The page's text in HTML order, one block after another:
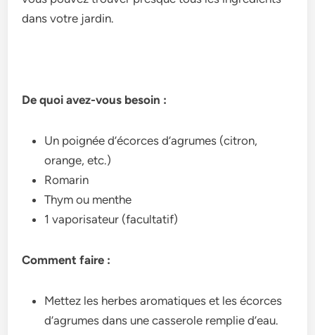
dans votre jardin.
De quoi avez-vous besoin :
Un poignée d’écorces d’agrumes (citron,
orange, etc.)
Romarin
Thym ou menthe
1 vaporisateur (facultatif)
Comment faire :
Mettez les herbes aromatiques et les écorces
d’agrumes dans une casserole remplie d’eau.